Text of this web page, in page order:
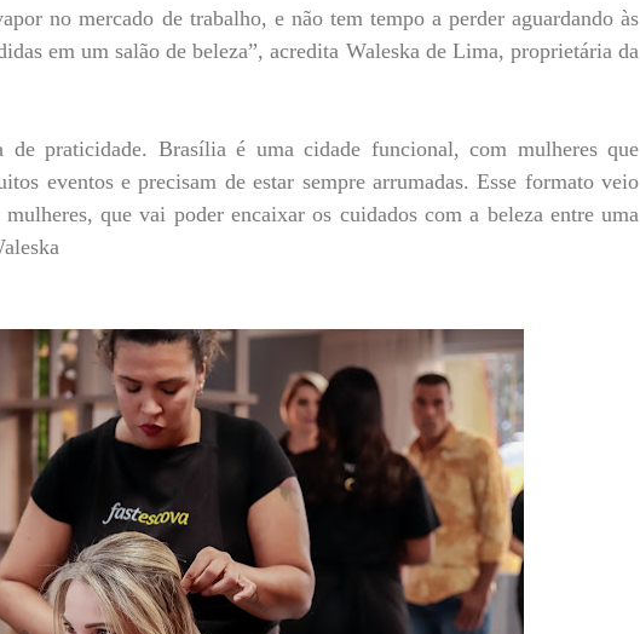
no mercado de trabalho, e não tem tempo a perder aguardando às
em um salão de beleza”, acredita Waleska de Lima, proprietária da
de praticidade. Brasília é uma cidade funcional, com mulheres que
eventos e precisam de estar sempre arrumadas. Esse formato veio
que vai poder encaixar os cuidados com a beleza entre uma